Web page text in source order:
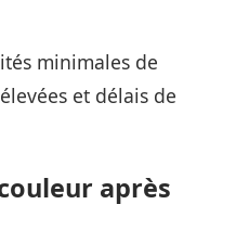
minimales de
et délais de
après